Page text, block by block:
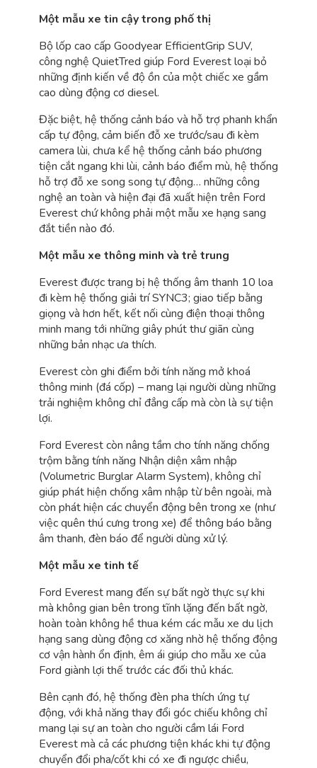
Một mẫu xe tin cậy trong phố thị
Bộ lốp cao cấp Goodyear EfficientGrip SUV,
công nghệ QuietTred giúp Ford Everest loại bỏ
những định kiến về độ ồn của một chiếc xe gầm
cao dùng động cơ diesel.
Đặc biệt, hệ thống cảnh báo và hỗ trợ phanh khẩn
cấp tự động, cảm biến đỗ xe trước/sau đi kèm
camera lùi, chưa kể hệ thống cảnh báo phương
tiện cắt ngang khi lùi, cảnh báo điểm mù, hệ thống
hỗ trợ đỗ xe song song tự động… những công
nghệ an toàn và hiện đại đã xuất hiện trên Ford
Everest chứ không phải một mẫu xe hạng sang
đắt tiền nào đó.
Một mẫu xe thông minh và trẻ trung
Everest được trang bị hệ thống âm thanh 10 loa
đi kèm hệ thống giải trí SYNC3; giao tiếp bằng
giọng và hơn hết, kết nối cùng điện thoại thông
minh mang tới những giây phút thư giãn cùng
những bản nhạc ưa thích.
Everest còn ghi điểm bởi tính năng mở khoá
thông minh (đá cốp) – mang lại người dùng những
trải nghiệm không chỉ đẳng cấp mà còn là sự tiện
lợi.
Ford Everest còn nâng tầm cho tính năng chống
trộm bằng tính năng Nhận diện xâm nhập
(Volumetric Burglar Alarm System), không chỉ
giúp phát hiện chống xâm nhập từ bên ngoài, mà
còn phát hiện các chuyển động bên trong xe (như
việc quên thú cưng trong xe) để thông báo bằng
âm thanh, đèn báo để người dùng xử lý.
Một mẫu xe tinh tế
Ford Everest mang đến sự bất ngờ thực sự khi
mà không gian bên trong tĩnh lặng đến bất ngờ,
hoàn toàn không hề thua kém các mẫu xe du lịch
hạng sang dùng động cơ xăng nhờ hệ thống động
cơ vận hành ổn định, êm ái giúp cho mẫu xe của
Ford giành lợi thế trước các đối thủ khác.
Bên cạnh đó, hệ thống đèn pha thích ứng tự
động, với khả năng thay đổi góc chiếu không chỉ
mang lại sự an toàn cho người cầm lái Ford
Everest mà cả các phương tiện khác khi tự động
chuyển đổi pha/cốt khi có xe đi ngược chiều,